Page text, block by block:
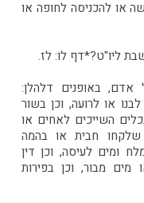
או להכניסה לחופה או
ליו"ט?*דף לו: לז.
אדם, באופנים דלהלן:
או לרועה, וכן בשור
השייכים לאחים או
חבית או בהמה
ומים לעיסה, וכן דין
מבור, וכן בפירות